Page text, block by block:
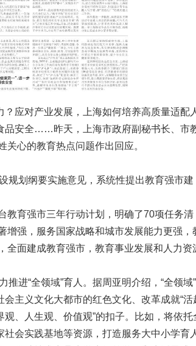
？应对产业发展，上海如何培养高质量适配
品安全……昨天，上海市政府副秘书长、市
关心的教育热点问题作出回应。
规划纲要实施意见，系统性提出教育强市建
教育强市三年行动计划，明确了70项任务清
增强，服务国家战略和城市发展能力更强，
全面建成教育强市，教育事业发展和人力资
进“全领域”育人。据周亚明介绍，“全领域
会主义文化大都市的红色文化、改革成就“活
、人生观、价值观”的扣子。比如，将依托
会实践基地等资源，打造服务大中小学育